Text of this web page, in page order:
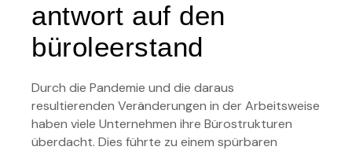
antwort auf den
büroleerstand
Durch die Pandemie und die daraus
resultierenden Veränderungen in der Arbeitsweise
haben viele Unternehmen ihre Bürostrukturen
überdacht. Dies führte zu einem spürbaren